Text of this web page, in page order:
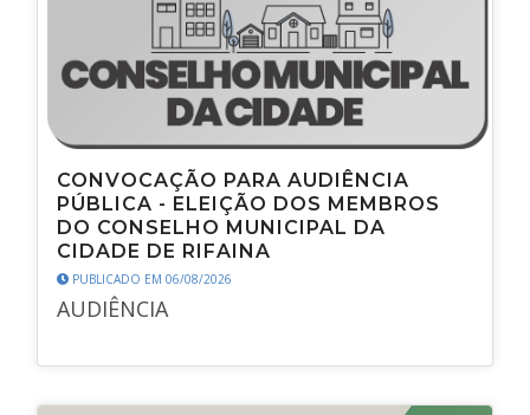
CONVOCAÇÃO PARA AUDIÊNCIA
PÚBLICA - ELEIÇÃO DOS MEMBROS
DO CONSELHO MUNICIPAL DA
CIDADE DE RIFAINA
PUBLICADO EM 06/08/2026
AUDIÊNCIA